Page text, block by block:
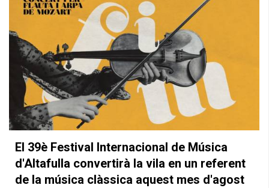
El 39è Festival Internacional de Música
d'Altafulla convertirà la vila en un referent
de la música clàssica aquest mes d'agost